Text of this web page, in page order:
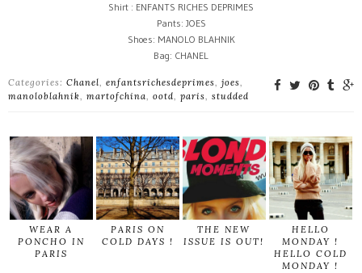
Shirt : ENFANTS RICHES DEPRIMES
Pants: JOES
Shoes: MANOLO BLAHNIK
Bag: CHANEL
Categories: Chanel, enfantsrichesdeprimes, joes,
manoloblahnik, martofchina, ootd, paris, studded
WEAR A
PONCHO IN
PARIS
PARIS ON
COLD DAYS !
THE NEW
ISSUE IS OUT!
HELLO
MONDAY !
HELLO COLD
MONDAY !